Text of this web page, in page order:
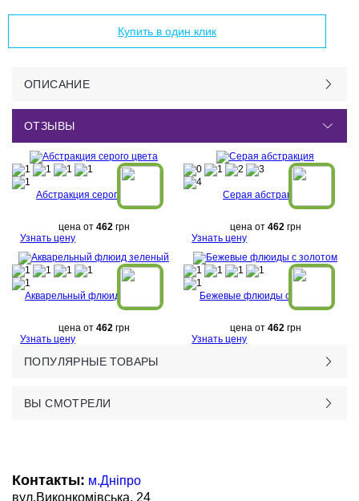
Купить в один клик
ОПИСАНИЕ
ОТЗЫВЫ
Абстракция серого цвета
цена от 462грн
Узнать цену
Серая абстракция
цена от 462грн
Узнать цену
Акварельный флюид зеленый
цена от 462грн
Узнать цену
Бежевые флюиды с золотом
цена от 462грн
Узнать цену
ПОПУЛЯРНЫЕ ТОВАРЫ
ВЫ СМОТРЕЛИ
Контакты: м.Дніпро
вул.Виконкомівська, 24